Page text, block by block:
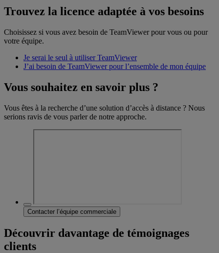
Trouvez la licence adaptée à vos besoins
Choisissez si vous avez besoin de TeamViewer pour vous ou pour
votre équipe.
Je serai le seul à utiliser TeamViewer
J’ai besoin de TeamViewer pour l’ensemble de mon équipe
Vous souhaitez en savoir plus ?
Vous êtes à la recherche d’une solution d’accès à distance ? Nous
serions ravis de vous parler de notre approche.
Contacter l’équipe commerciale
Découvrir davantage de témoignages
clients